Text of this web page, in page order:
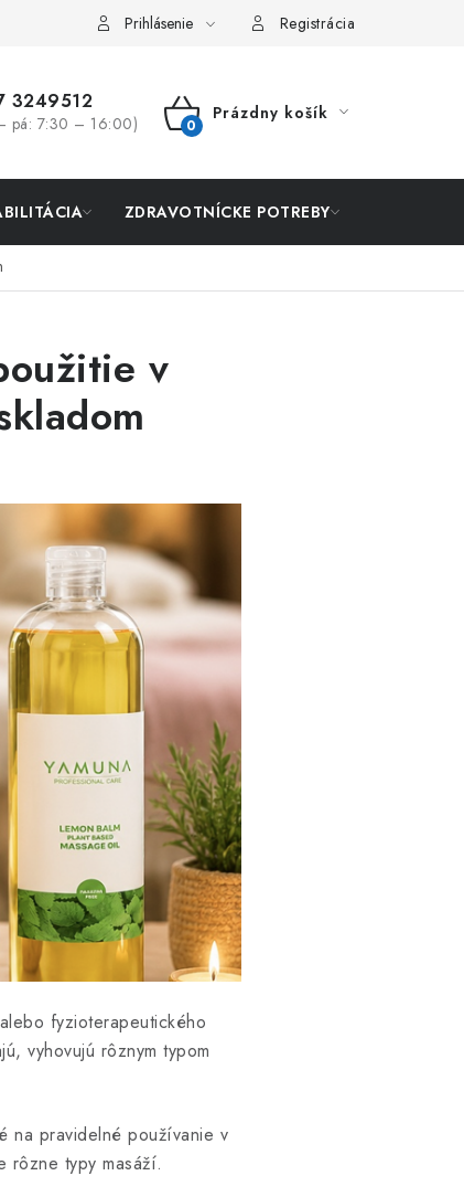
Prihlásenie Registrácia
3249512
pá: 7:30 – 16:00)
NÁKUPNÝ
Prázdny košík
ZDRAVOTNÍCKE POTREBY
v
fyzioterapeutického
vyhovujú rôznym typom
na pravidelné používanie v
rôzne typy masáží.